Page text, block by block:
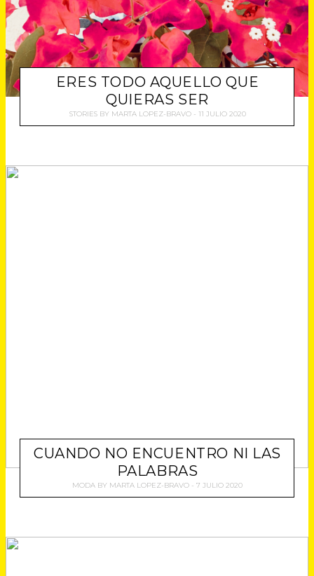
ERES TODO AQUELLO QUE
QUIERAS SER
STORIESBY MARTA LOPEZ-BRAVO 11 JULIO 2020
CUANDO NO ENCUENTRO NI LAS
PALABRAS
MODA BY MARTA LOPEZ-BRAVO 7 JULIO 2020